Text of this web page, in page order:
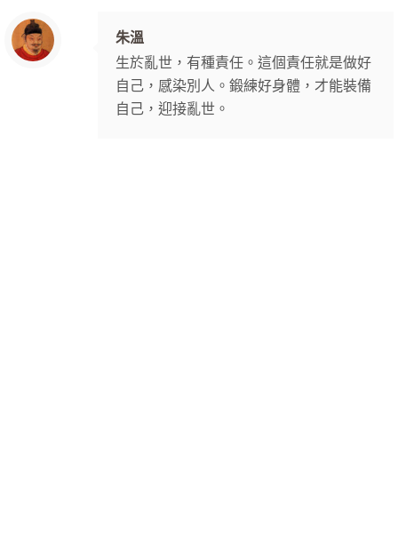
朱溫
生於亂世，有種責任。這個責任就是做好
自己，感染別人。鍛練好身體，才能裝備
自己，迎接亂世。